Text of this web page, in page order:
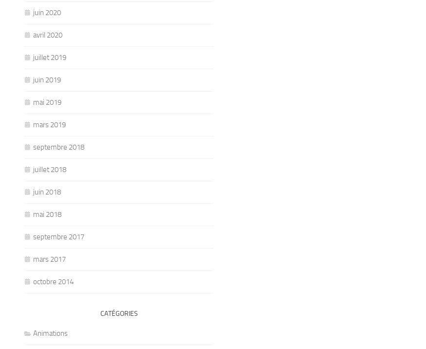
juin 2020
avril 2020
juillet 2019
juin 2019
mai 2019
mars 2019
septembre 2018
juillet 2018
juin 2018
mai 2018
septembre 2017
mars 2017
octobre 2014
CATÉGORIES
Animations